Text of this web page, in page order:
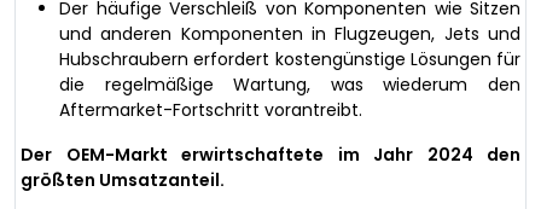
Der häufige Verschleiß von Komponenten wie Sitzen
und anderen Komponenten in Flugzeugen, Jets und
Hubschraubern erfordert kostengünstige Lösungen für
die regelmäßige Wartung, was wiederum den
Aftermarket-Fortschritt vorantreibt.
Der OEM-Markt erwirtschaftete im Jahr 2024 den
größten Umsatzanteil.